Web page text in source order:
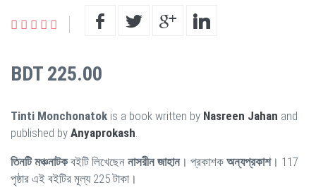
BDT 225.00
Tinti Monchonatok is a book written by Nasreen Jahan and
published by Anyaprokash
তিনটি মঞ্চনাটকবইটি লিখেছেন নাসরীন জাহান। প্রকাশক অন্যপ্রকাশ। 117
পৃষ্ঠার এই বইটির মূল্য 225 টাকা।